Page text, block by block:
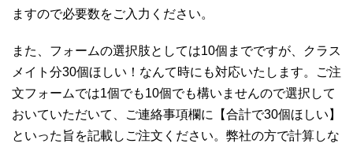
ますので必要数をご入力ください。
また、フォームの選択肢としては10個までですが、クラス
メイト分30個ほしい！なんて時にも対応いたします。ご注
文フォームでは1個でも10個でも構いませんので選択して
おいていただいて、ご連絡事項欄に【合計で30個ほしい】
といった旨を記載しご注文ください。弊社の方で計算しな